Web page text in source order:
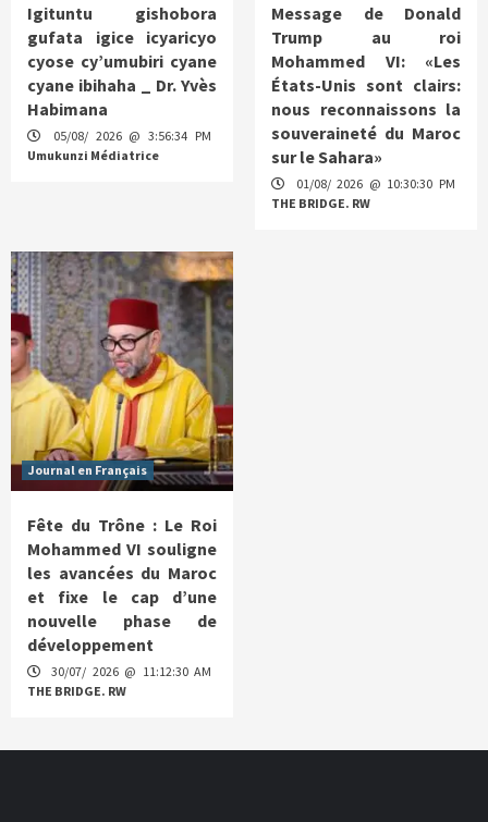
Igituntu gishobora
gufata igice icyaricyo
cyose cy’umubiri cyane
cyane ibihaha _ Dr. Yvès
Habimana
05/08/ 2026 @ 3:56:34 PM
Umukunzi Médiatrice
Message de Donald
Trump au roi
Mohammed VI: «Les
États-Unis sont clairs:
nous reconnaissons la
souveraineté du Maroc
sur le Sahara»
01/08/ 2026 @ 10:30:30 PM
THE BRIDGE. RW
Journal en Français
Fête du Trône : Le Roi
Mohammed VI souligne
les avancées du Maroc
et fixe le cap d’une
nouvelle phase de
développement
30/07/ 2026 @ 11:12:30 AM
THE BRIDGE. RW